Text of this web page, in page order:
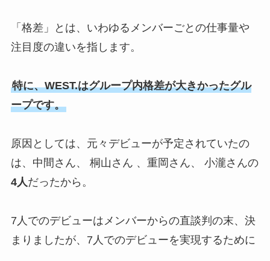
トラビスジャパンは人気ない？海
ばいなどの噂も調査！
人数は？ジャニーズでは何位？年
間費の値段は？
バーが早く事務所に入った？その
時の年齢順は？
「格差」とは、いわゆるメンバーごとの仕事量や
注目度の違いを指します。
特に、WEST.はグループ内格差が大きかったグル
ープです。
原因としては、元々デビューが予定されていたの
は、中間さん、 桐山さん 、重岡さん、 小瀧さんの
4人 だったから。
7人でのデビューはメンバーからの直談判の末、決
まりましたが、7人でのデビューを実現するために